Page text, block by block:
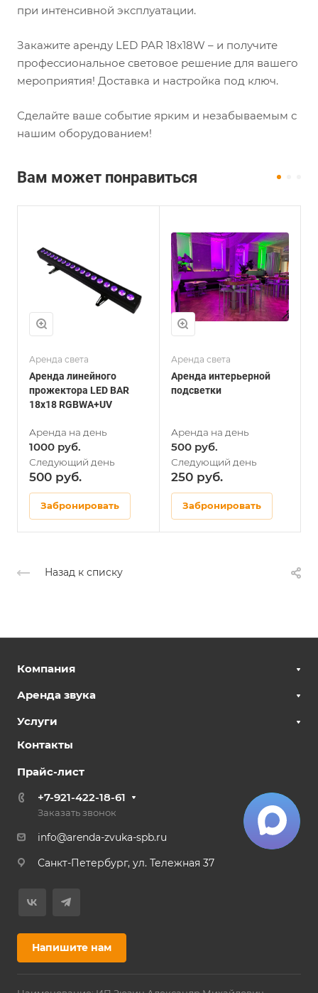
при интенсивной эксплуатации.
Закажите аренду LED PAR 18x18W – и получите
профессиональное световое решение для вашего
мероприятия! Доставка и настройка под ключ.
Сделайте ваше событие ярким и незабываемым с
нашим оборудованием!
Вам может понравиться
Аренда света
Аренда линейного
прожектора LED BAR
18x18 RGBWA+UV
1000
500
Забронировать
Аренда света
Аренда интерьерной
подсветки
500
250
Забронировать
Назад к списку
Компания
Аренда звука
Услуги
Контакты
Прайс-лист
+7-921-422-18-61
Заказать звонок
info@arenda-zvuka-spb.ru
Санкт-Петербург, ул. Тележная 37
Напишите нам